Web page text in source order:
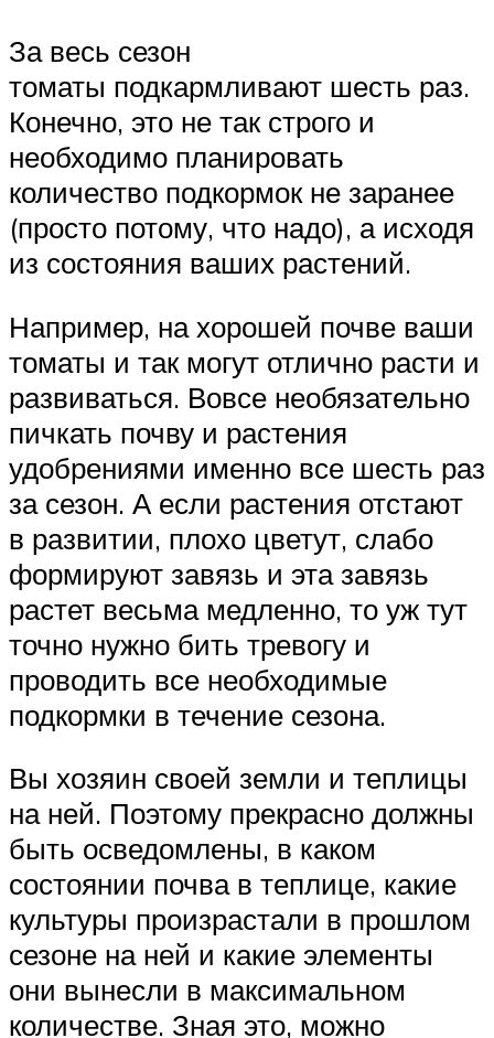
За весь сезон
томаты подкармливают шесть раз.
Конечно, это не так строго и
необходимо планировать
количество подкормок не заранее
(просто потому, что надо), а исходя
из состояния ваших растений.
Например, на хорошей почве ваши
томаты и так могут отлично расти и
развиваться. Вовсе необязательно
пичкать почву и растения
удобрениями именно все шесть раз
за сезон. А если растения отстают
в развитии, плохо цветут, слабо
формируют завязь и эта завязь
растет весьма медленно, то уж тут
точно нужно бить тревогу и
проводить все необходимые
подкормки в течение сезона.
Вы хозяин своей земли и теплицы
на ней. Поэтому прекрасно должны
быть осведомлены, в каком
состоянии почва в теплице, какие
культуры произрастали в прошлом
сезоне на ней и какие элементы
они вынесли в максимальном
количестве. Зная это, можно